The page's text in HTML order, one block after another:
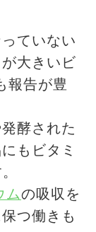
ていない
大きいビ
報告が豊
酵された
もビタミ
ムの吸収を
つ働きも